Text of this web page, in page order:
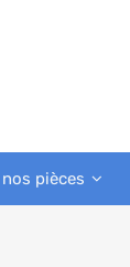
pièces